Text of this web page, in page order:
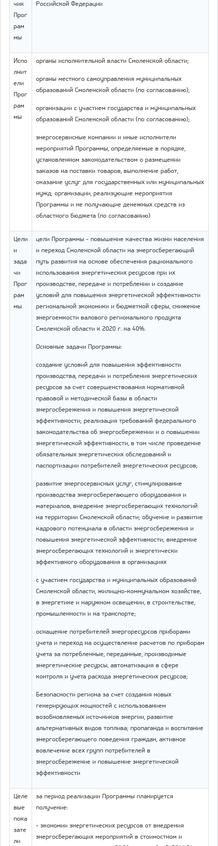
чик
Прог
рам
мы
Российской Федерации
Испо
лнит
ели
Прог
рам
мы
органы исполнительной власти Смоленской области;
органы местного самоуправления муниципальных
образований Смоленской области (по согласованию);
организации с участием государства и муниципальных
образований Смоленской области (по согласованию);
энергосервисные компании и иные исполнители
мероприятий Программы, определяемые в порядке,
установленном законодательством о размещении
заказов на поставки товаров, выполнение работ,
оказание услуг для государственных или муниципальных
нужд; организации, реализующие мероприятия
Программы и не получающие денежных средств из
областного бюджета (по согласованию)
Цели
и
зада
чи
Прог
рам
мы
цели Программы - повышение качества жизни населения
и переход Смоленской области на энергосберегающий
путь развития на основе обеспечения рационального
использования энергетических ресурсов при их
производстве, передаче и потреблении и создание
условий для повышения энергетической эффективности
региональной экономики и бюджетной сферы, снижение
энергоемкости валового регионального продукта
Смоленской области к 2020 г. на 40%.
Основные задачи Программы:
создание условий для повышения эффективности
производства, передачи и потребления энергетических
ресурсов за счет совершенствования нормативной
правовой и методической базы в области
энергосбережения и повышения энергетической
эффективности; реализация требований федерального
законодательства об энергосбережении и о повышении
энергетической эффективности, в том числе проведение
обязательных энергетических обследований и
паспортизации потребителей энергетических ресурсов;
развитие энергосервисных услуг, стимулирование
производства энергосберегающего оборудования и
материалов, внедрение энергосберегающих технологий
на территории Смоленской области; обучение и развитие
кадрового потенциала в области энергосбережения и
повышения энергетической эффективности; внедрение
энергосберегающих технологий и энергетически
эффективного оборудования в организациях
с участием государства и муниципальных образований
Смоленской области, жилищно-коммунальном хозяйстве,
в энергетике и наружном освещении, в строительстве,
промышленности и на транспорте;
оснащение потребителей энергоресурсов приборами
учета и переход на осуществление расчетов по приборам
учета за потребленные, переданные, производимые
энергетические ресурсы, автоматизация в сфере
контроля и учета расхода энергетических ресурсов;
Безопасности региона за счет создания новых
генерирующих мощностей с использованием
возобновляемых источников энергии, развитие
альтернативных видов топлива; пропаганда и воспитание
энергосберегающего поведения граждан, активное
вовлечение всех групп потребителей в
энергосбережение и повышение энергетической
эффективности
Целе
вые
пока
зате
ли
за период реализации Программы планируется
получение:
- экономии энергетических ресурсов от внедрения
энергосберегающих мероприятий в стоимостном и